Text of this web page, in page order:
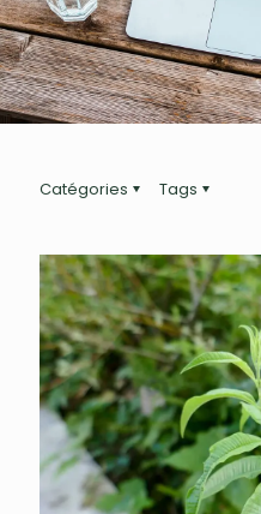
Catégories Tags